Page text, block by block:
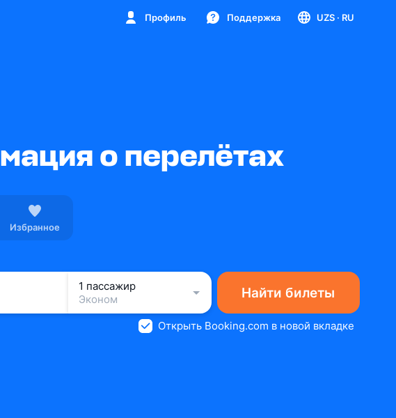
Профиль Поддержка UZS · RU
о перелётах
Избранное
1 пассажир
Эконом
Найти билеты
Открыть Booking.com в новой вкладке